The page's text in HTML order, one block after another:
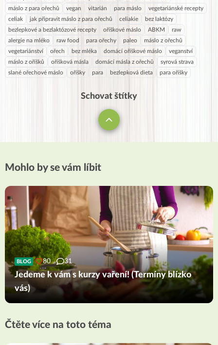
máslo z para ořechů
vegan vitarián para máslo
vegetariánské recepty
celiak
jak připravit máslo z para ořechů celiakie
bez laktózy
bezlepkové a bezlaktózové recepty
oříškové máslo ABKM
raw
alergie na mléko
raw food para ořechy paleo
máslo z ořechů
vegetariánství
ořech bez mléka domácí oříškové máslo
veganství
máslo z oříšků
oříšková másla domácí másla z ořechů
syrová strava
slané ořechové máslo
oříšky para bezlepková dieta para oříšky
Schovat štítky
Mohlo by se vám líbit
BLOG 80 31
Jedeme k vám s kurzy vaření! (Termíny blízko
vás)
Čtěte více na toto téma